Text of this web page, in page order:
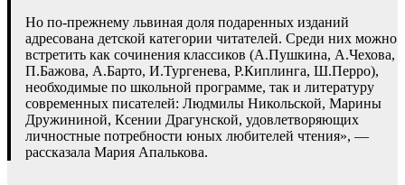
Но по-прежнему львиная доля подаренных изданий
адресована детской категории читателей. Среди них можно
встретить как сочинения классиков (А.Пушкина, А.Чехова,
П.Бажова, А.Барто, И.Тургенева, Р.Киплинга, Ш.Перро),
необходимые по школьной программе, так и литературу
современных писателей: Людмилы Никольской, Марины
Дружининой, Ксении Драгунской, удовлетворяющих
личностные потребности юных любителей чтения», —
рассказала Мария Апалькова.